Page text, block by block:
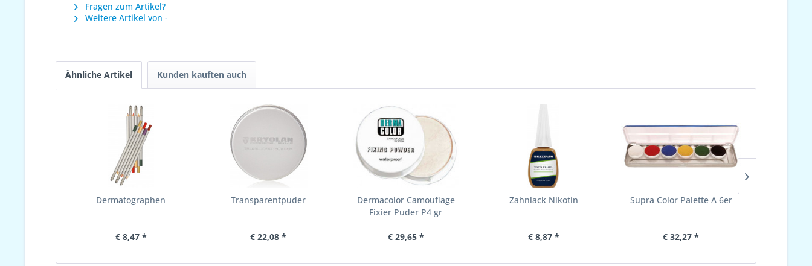
Fragen zum Artikel?
Weitere Artikel von -
Ähnliche Artikel Kunden kauften auch
Dermatographen
€ 8,47 *
Transparentpuder
€ 22,08 *
Dermacolor Camouflage
Fixier Puder P4 gr
€ 29,65 *
Zahnlack Nikotin
€ 8,87 *
Supra Color Palette A 6er
€ 32,27 *